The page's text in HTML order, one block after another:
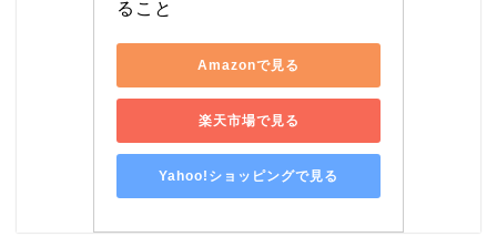
ること
Amazonで見る
楽天市場で見る
Yahoo!ショッピングで見る